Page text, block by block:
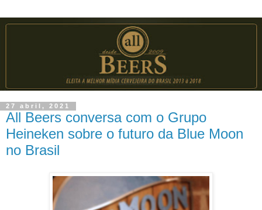
27 abril, 2021
All Beers conversa com o Grupo
Heineken sobre o futuro da Blue Moon
no Brasil